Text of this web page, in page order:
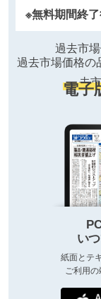
※無料期間終
過去市
過去市場価格の
去
電子
い
紙面とテ
ご利用